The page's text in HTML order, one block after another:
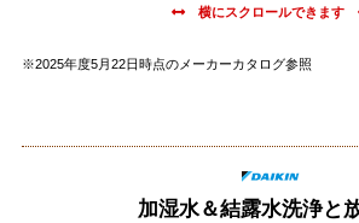
※2025年度5月22日時点のメーカーカタログ参照
加湿水＆結露水洗浄と